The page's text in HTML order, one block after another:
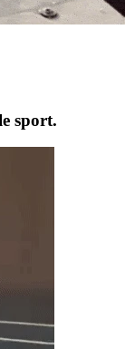
sport.